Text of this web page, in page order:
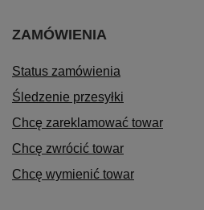
ZAMÓWIENIA
Status zamówienia
Śledzenie przesyłki
Chcę zareklamować towar
Chcę zwrócić towar
Chcę wymienić towar